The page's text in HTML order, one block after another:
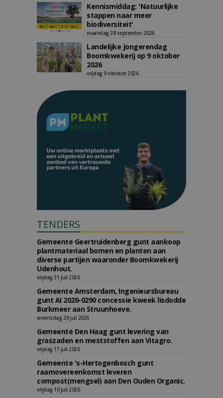
Kennismiddag: 'Natuurlijke
stappen naar meer
biodiversiteit'
maandag 28 september 2026
Landelijke Jongerendag
Boomkwekerij op 9 oktober
2026
vrijdag 9 oktober 2026
TENDERS
Gemeente Geertruidenberg gunt aankoop
plantmateriaal bomen en planten aan
diverse partijen waaronder Boomkwekerij
Udenhout.
vrijdag 31 juli 2026
Gemeente Amsterdam, Ingenieursbureau
gunt AI 2020-0290 concessie kweek lisdodde
Burkmeer aan Struunhoeve.
woensdag 29 juli 2026
Gemeente Den Haag gunt levering van
graszaden en meststoffen aan Vitagro.
vrijdag 17 juli 2026
Gemeente 's-Hertogenbosch gunt
raamovereenkomst leveren
compost(mengsel) aan Den Ouden Organic.
vrijdag 10 juli 2026